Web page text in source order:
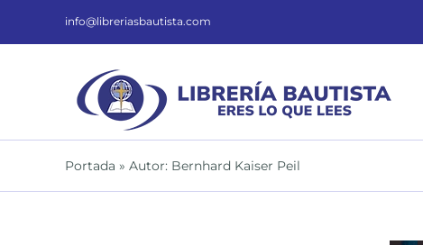
info@libreriasbautista.com
Portada » Autor: Bernhard Kaiser Peil